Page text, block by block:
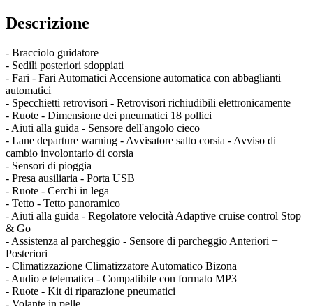
Descrizione
- Bracciolo guidatore
- Sedili posteriori sdoppiati
- Fari - Fari Automatici Accensione automatica con abbaglianti
automatici
- Specchietti retrovisori - Retrovisori richiudibili elettronicamente
- Ruote - Dimensione dei pneumatici 18 pollici
- Aiuti alla guida - Sensore dell'angolo cieco
- Lane departure warning - Avvisatore salto corsia - Avviso di
cambio involontario di corsia
- Sensori di pioggia
- Presa ausiliaria - Porta USB
- Ruote - Cerchi in lega
- Tetto - Tetto panoramico
- Aiuti alla guida - Regolatore velocità Adaptive cruise control Stop
& Go
- Assistenza al parcheggio - Sensore di parcheggio Anteriori +
Posteriori
- Climatizzazione Climatizzatore Automatico Bizona
- Audio e telematica - Compatibile con formato MP3
- Ruote - Kit di riparazione pneumatici
- Volante in pelle